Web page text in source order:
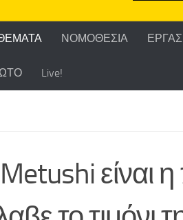
ΝΟΜΟΘΕΣΙΑ
Live!
είναι